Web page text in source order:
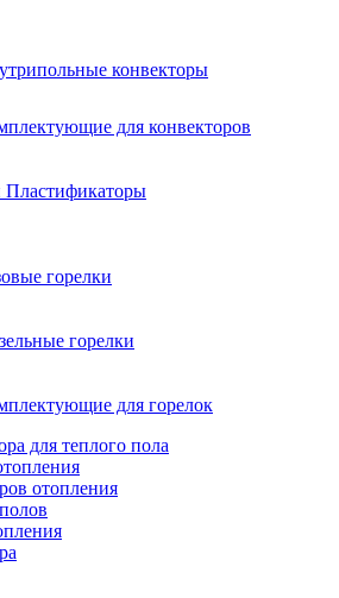
конвекторы
для конвекторов
Пластификаторы
горелки
горелки
для горелок
для теплого пола
отопления